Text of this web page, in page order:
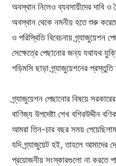
অবস্থান নিলেও ব্যবসায়ীদের দাবি ও
অবস্থান থেকে নমনীয় হতে শুরু
ও পরিস্থিতি বিবেচনায়
সেক্ষেত্রে পেছানোর জন্য যথাযথ
গড়িমসি ছাড়া গ্র্যাজুয়েশনের
গ্র্যাজুয়েশন পেছানোর বিষয়ে
বাণিজ্য উপদেষ্টা শেখ বশিরউদ্দীন
আমরা তিন-চার বছর সময়
যদি গ্র্যাজুয়েট হই, তাহলে
প্রয়োজনীয় সংস্কারগুলো না করতে